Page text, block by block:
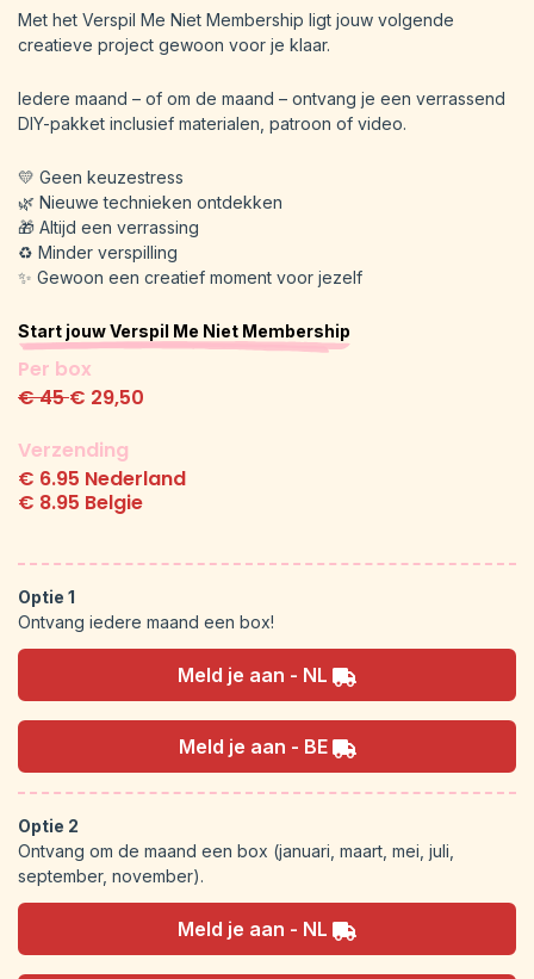
Met het Verspil Me Niet Membership ligt jouw volgende
creatieve project gewoon voor je klaar.
Iedere maand – of om de maand – ontvang je een verrassend
DIY-pakket inclusief materialen, patroon of video.
💛 Geen keuzestress
🌿 Nieuwe technieken ontdekken
🎁 Altijd een verrassing
♻️ Minder verspilling
✨ Gewoon een creatief moment voor jezelf
Start jouw Verspil Me Niet Membership
Per box
€ 45€ 29,50
Verzending
€ 6.95 Nederland
€ 8.95 Belgie
Optie 1
Ontvang iedere maand een box!
Meld je aan - NL
Meld je aan - BE
Optie 2
Ontvang om de maand een box (januari, maart, mei, juli,
september, november).
Meld je aan - NL